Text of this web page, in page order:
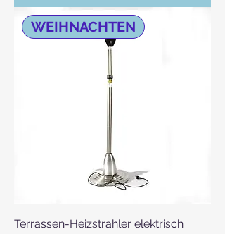
WEIHNACHTEN
Terrassen-Heizstrahler elektrisch